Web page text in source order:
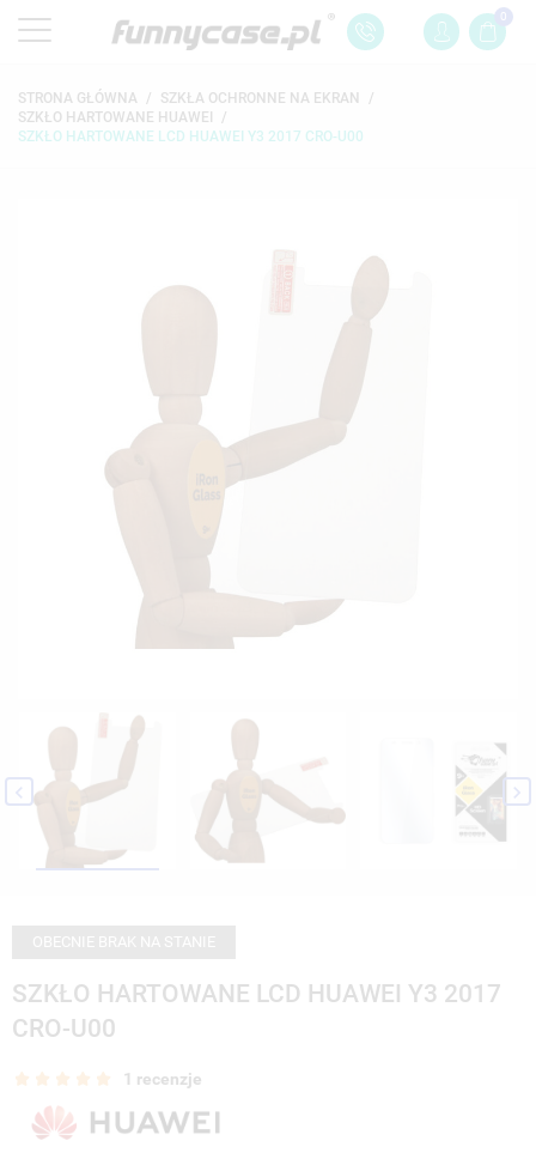
0
STRONA GŁÓWNA
SZKŁA OCHRONNE NA EKRAN
SZKŁO HARTOWANE HUAWEI
SZKŁO HARTOWANE LCD HUAWEI Y3 2017 CRO-U00
 
SZKŁO HARTOWANE LCD HUAWEI Y3 2017
CRO-U00
1 recenzje